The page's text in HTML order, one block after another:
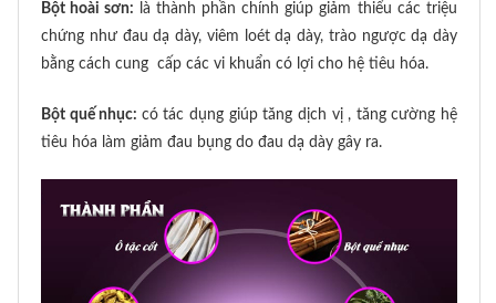
Bột hoài sơn:
là thành phần chính giúp giảm thiểu các triệu
chứng như đau dạ dày, viêm loét dạ dày, trào ngược dạ dày
bằng cách cung cấp các vi khuẩn có lợi cho hệ tiêu hóa.
Bột quế nhục: có tác dụng giúp tăng dịch vị , tăng cường hệ
tiêu hóa làm giảm đau bụng do đau dạ dày gây ra.